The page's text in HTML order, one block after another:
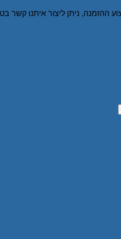
ניתן ליצור איתנו קשר בטלפון